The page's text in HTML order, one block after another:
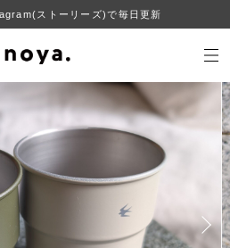
ストーリーズ)で毎日更新